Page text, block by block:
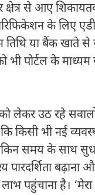
क्षेत्र से आए
के लिए
तिथि या बैंक खाते
भी पोर्टल के
को लेकर उठ रहे
किसी भी नई
समय के साथ
पारदर्शिता बढ़ाना
पहुंचाना है। ‘मेरा